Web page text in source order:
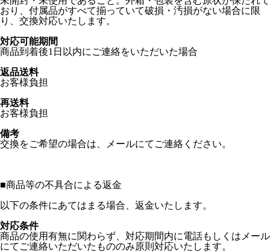
おり、付属品がすべて揃っていて破損・汚損がない場合に限
り、交換対応いたします。
対応可能期間
商品到着後1日以内にご連絡をいただいた場合
返品送料
お客様負担
再送料
お客様負担
備考
交換をご希望の場合は、メールにてご連絡ください。
■商品等の不具合による返金
以下の条件にあてはまる場合、返金いたします。
対応条件
商品の使用有無に関わらず、対応期間内に電話もしくはメール
にてご連絡いただいたもののみ原則対応いたします。